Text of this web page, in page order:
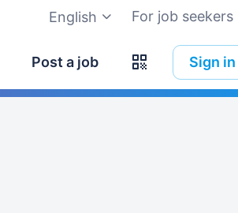
For job seekers
English
Post a job Sign in